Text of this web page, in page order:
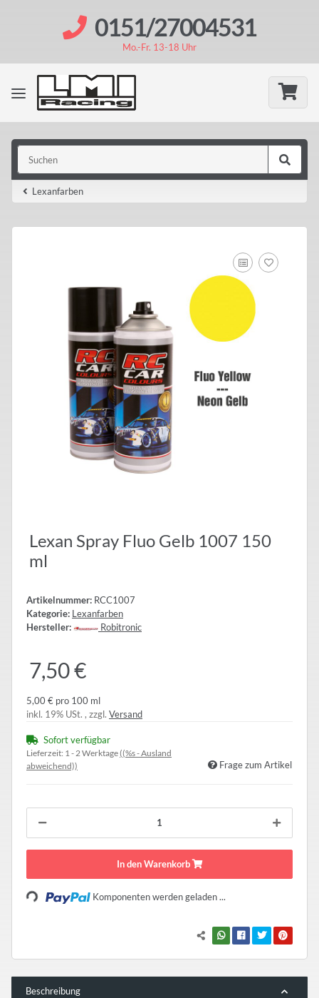
0151/27004531
Mo.-Fr. 13-18 Uhr
Lexanfarben
Lexan Spray Fluo Gelb 1007 150
ml
Artikelnummer: RCC1007
Kategorie: Lexanfarben
Hersteller:
Robitronic
7,50 €
5,00 € pro 100 ml
inkl. 19% USt. , zzgl. Versand
Sofort verfügbar
Lieferzeit: 1 - 2 Werktage((%s - Ausland
abweichend))
Frage zum Artikel
In den Warenkorb
Komponenten werden geladen ...
Beschreibung